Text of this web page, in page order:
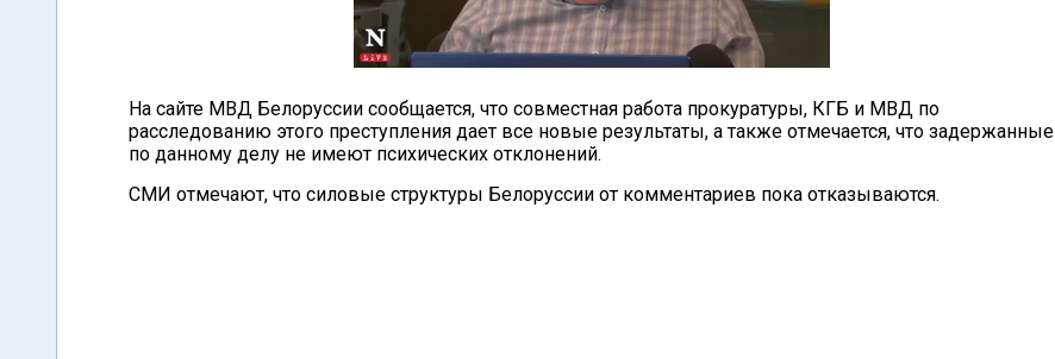
На сайте МВД Белоруссии сообщается, что совместная работа прокуратуры, КГБ и МВД по
расследованию этого преступления дает все новые результаты, а также отмечается, что задержанные
по данному делу не имеют психических отклонений.
СМИ отмечают, что силовые структуры Белоруссии от комментариев пока отказываются.